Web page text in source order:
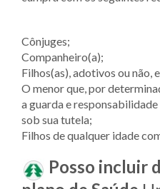
Cônjuges;
Companheiro(a);
Filhos(as), adotivos ou não,
O menor que, por
a guarda e
sob sua tutela;
Filhos de qualquer idade
Posso incluir